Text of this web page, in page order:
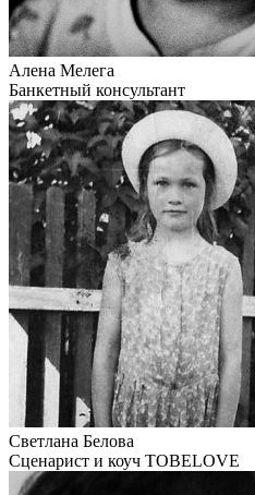
Алена Мелега
Банкетный консультант
Светлана Белова
Сценарист и коуч TOBELOVE